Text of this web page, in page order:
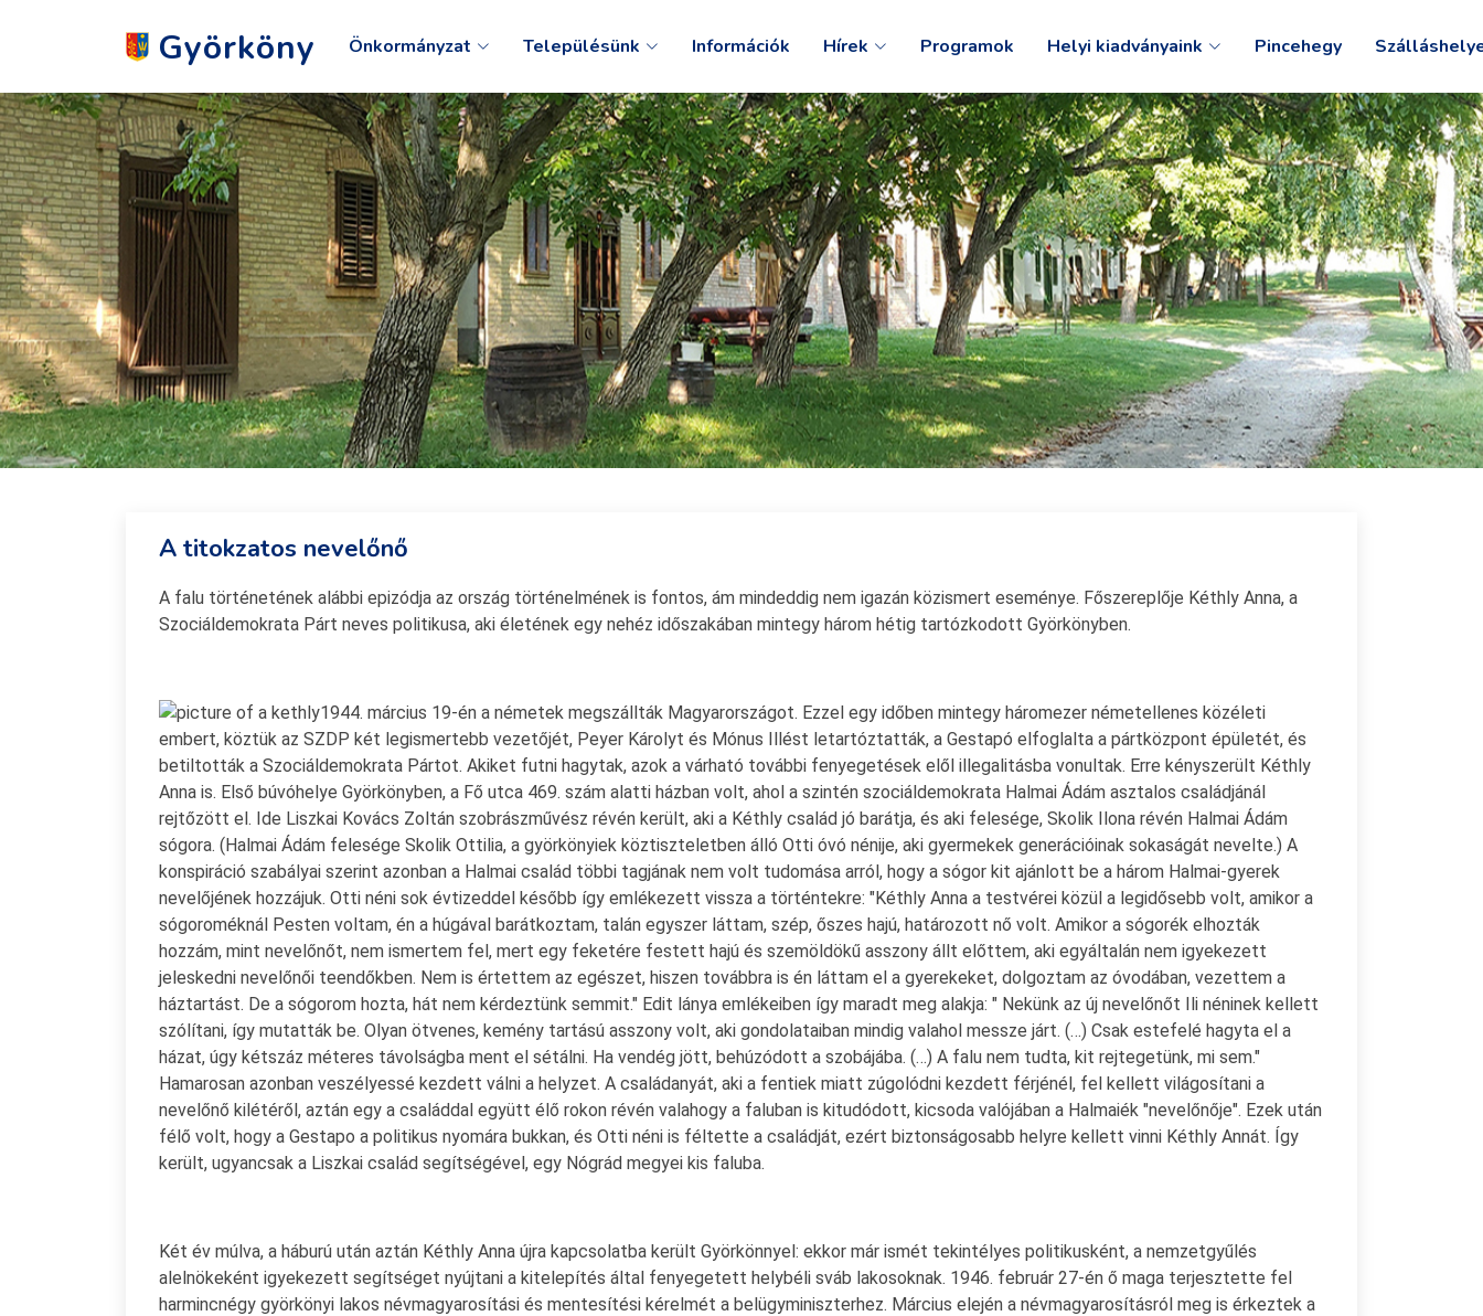
Györköny Önkormányzat Településünk Információk Hírek Programok Helyi kiadványaink Pincehegy
A titokzatos nevelőnő
A falu történetének alábbi epizódja az ország történelmének is fontos, ám mindeddig nem igazán közismert eseménye. Főszereplője Kéthly Anna, a
Szociáldemokrata Párt neves politikusa, aki életének egy nehéz időszakában mintegy három hétig tartózkodott Györkönyben.
1944. március 19-én a németek megszállták Magyarországot. Ezzel egy időben mintegy háromezer németellenes közéleti
embert, köztük az SZDP két legismertebb vezetőjét, Peyer Károlyt és Mónus Illést letartóztatták, a Gestapó elfoglalta a pártközpont épületét, és
betiltották a Szociáldemokrata Pártot. Akiket futni hagytak, azok a várható további fenyegetések elől illegalitásba vonultak. Erre kényszerült Kéthly
Anna is. Első búvóhelye Györkönyben, a Fő utca 469. szám alatti házban volt, ahol a szintén szociáldemokrata Halmai Ádám asztalos családjánál
rejtőzött el. Ide Liszkai Kovács Zoltán szobrászművész révén került, aki a Kéthly család jó barátja, és aki felesége, Skolik Ilona révén Halmai Ádám
sógora. (Halmai Ádám felesége Skolik Ottilia, a györkönyiek köztiszteletben álló Otti óvó nénije, aki gyermekek generációinak sokaságát nevelte.) A
konspiráció szabályai szerint azonban a Halmai család többi tagjának nem volt tudomása arról, hogy a sógor kit ajánlott be a három Halmai-gyerek
nevelőjének hozzájuk. Otti néni sok évtizeddel később így emlékezett vissza a történtekre: "Kéthly Anna a testvérei közül a legidősebb volt, amikor a
sógoroméknál Pesten voltam, én a húgával barátkoztam, talán egyszer láttam, szép, őszes hajú, határozott nő volt. Amikor a sógorék elhozták
hozzám, mint nevelőnőt, nem ismertem fel, mert egy feketére festett hajú és szemöldökű asszony állt előttem, aki egyáltalán nem igyekezett
jeleskedni nevelőnői teendőkben. Nem is értettem az egészet, hiszen továbbra is én láttam el a gyerekeket, dolgoztam az óvodában, vezettem a
háztartást. De a sógorom hozta, hát nem kérdeztünk semmit." Edit lánya emlékeiben így maradt meg alakja: " Nekünk az új nevelőnőt Ili néninek kellett
szólítani, így mutatták be. Olyan ötvenes, kemény tartású asszony volt, aki gondolataiban mindig valahol messze járt. (…) Csak estefelé hagyta el a
házat, úgy kétszáz méteres távolságba ment el sétálni. Ha vendég jött, behúzódott a szobájába. (…) A falu nem tudta, kit rejtegetünk, mi sem."
Hamarosan azonban veszélyessé kezdett válni a helyzet. A családanyát, aki a fentiek miatt zúgolódni kezdett férjénél, fel kellett világosítani a
nevelőnő kilétéről, aztán egy a családdal együtt élő rokon révén valahogy a faluban is kitudódott, kicsoda valójában a Halmaiék "nevelőnője". Ezek után
félő volt, hogy a Gestapo a politikus nyomára bukkan, és Otti néni is féltette a családját, ezért biztonságosabb helyre kellett vinni Kéthly Annát. Így
került, ugyancsak a Liszkai család segítségével, egy Nógrád megyei kis faluba.
Két év múlva, a háburú után aztán Kéthly Anna újra kapcsolatba került Györkönnyel: ekkor már ismét tekintélyes politikusként, a nemzetgyűlés
alelnökeként igyekezett segítséget nyújtani a kitelepítés által fenyegetett helybéli sváb lakosoknak. 1946. február 27-én ő maga terjesztette fel
harmincnégy györkönyi lakos névmagyarosítási és mentesítési kérelmét a belügyminiszterhez. Március elején a névmagyarosításról meg is érkeztek a